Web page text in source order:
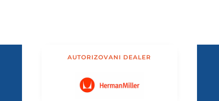
AUTORIZOVANI DEALER